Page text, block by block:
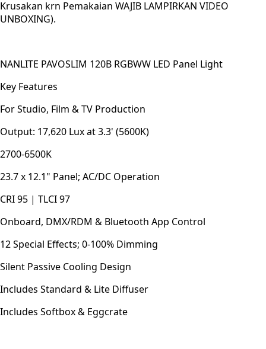
Krusakan krn Pemakaian WAJIB LAMPIRKAN VIDEO
UNBOXING).
NANLITE PAVOSLIM 120B RGBWW LED Panel Light
Key Features
For Studio, Film & TV Production
Output: 17,620 Lux at 3.3' (5600K)
2700-6500K
23.7 x 12.1" Panel; AC/DC Operation
CRI 95 | TLCI 97
Onboard, DMX/RDM & Bluetooth App Control
12 Special Effects; 0-100% Dimming
Silent Passive Cooling Design
Includes Standard & Lite Diffuser
Includes Softbox & Eggcrate